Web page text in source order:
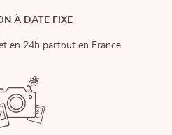
À DATE FIXE
en 24h partout en France